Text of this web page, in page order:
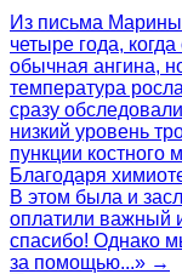
Из письма
четыре года,
обычная ангина,
температура
сразу
низкий уровень
пункции костного
Благодаря
В этом была и
оплатили важный
спасибо! Однако
за помощью...» →